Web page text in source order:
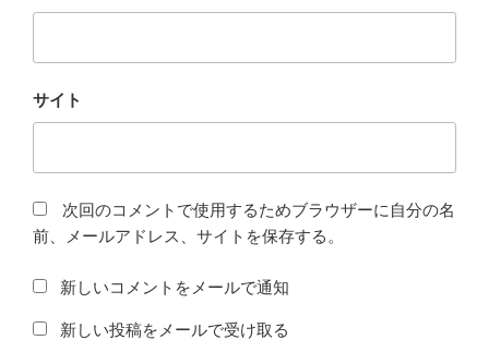
サイト
次回のコメントで使用するためブラウザーに自分の名
前、メールアドレス、サイトを保存する。
新しいコメントをメールで通知
新しい投稿をメールで受け取る